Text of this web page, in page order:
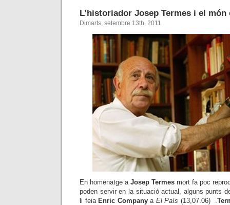
L’historiador Josep Termes i el
Dimarts, setembre 13th, 2011
En homenatge a Josep Termes mort fa poc
poden servir en la situació actual, alguns punts
li feia Enric Companya El País(13,07.06) .